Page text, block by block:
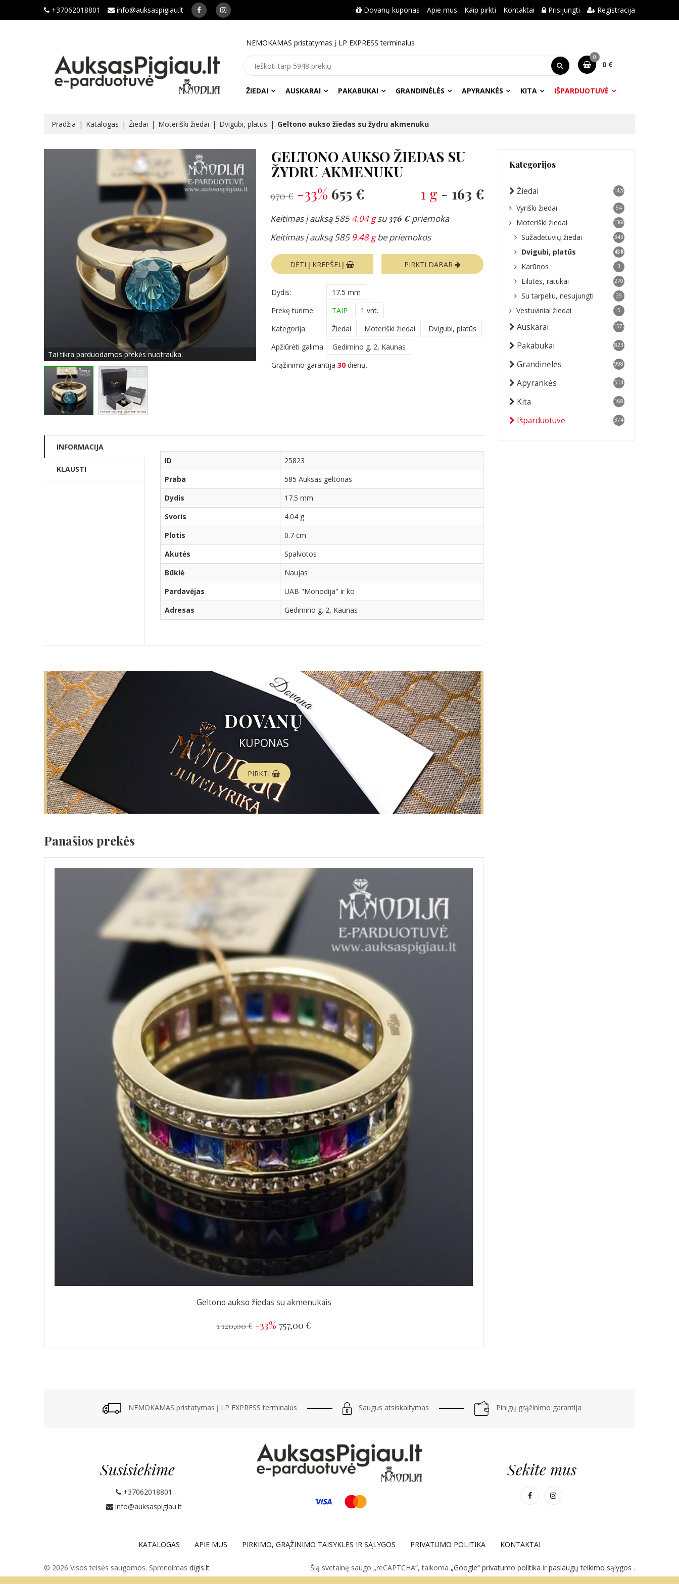
+37062018801 info@auksaspigiau.lt Dovanų kuponas Apie mus Kaip pirkti Kontaktai Prisijungti Registracija
NEMOKAMAS pristatymas į LP EXPRESS terminalus
0
0 €
ŽIEDAI AUSKARAI PAKABUKAI GRANDINĖLĖS APYRANKĖS KITA IŠPARDUOTUVĖ
Pradžia Katalogas Žiedai Moteriški žiedai Dvigubi, platūs Geltono aukso žiedas su žydru akmenuku
Tai tikra parduodamos prekės nuotrauka.
GELTONO AUKSO ŽIEDAS SU
ŽYDRU AKMENUKU
970 € -33% 655 € 1 g - 163 €
Keitimas į auksą 5854.04 gsu376 €priemoka
Keitimas į auksą 5859.48 gbe priemokos
DĖTI Į KREPŠELĮ PIRKTI DABAR
Dydis:
17.5 mm
Prekę turime:
TAIP
1 vnt.
Kategorija:
Žiedai Moteriški žiedai
Dvigubi, platūs
Apžiūrėti galima:
Gedimino g. 2, Kaunas
Grąžinimo garantija 30 dienų.
INFORMACIJA
KLAUSTI
ID
25823
Praba
585 Auksas geltonas
Dydis
17.5 mm
Svoris
4.04 g
Plotis
0.7 cm
Akutės
Spalvotos
Būklė
Naujas
Pardavėjas
UAB "Monodija" ir ko
Adresas
Gedimino g. 2, Kaunas
DOVANŲ
KUPONAS
PIRKTI
Panašios prekės
Geltono aukso žiedas su akmenukais
1 120,00 € -33% 757,00 €
Kategorijos
Žiedai 1428
Vyriški žiedai 54
Moteriški žiedai 1368
Sužadėtuvių žiedai 343
Dvigubi, platūs 438
Karūnos 3
Eilutės, ratukai 270
Su tarpeliu, nesujungti 39
Vestuviniai žiedai 5
Auskarai 1572
Pakabukai 823
Grandinėlės 998
Apyrankės 514
Kita 168
Išparduotuvė 374
NEMOKAMAS pristatymas į LP EXPRESS terminalus Saugus atsiskaitymas Pinigų grąžinimo garantija
Susisiekime
+37062018801
info@auksaspigiau.lt
Sekite mus
KATALOGAS APIE MUS PIRKIMO, GRĄŽINIMO TAISYKLĖS IR SĄLYGOS PRIVATUMO POLITIKA KONTAKTAI
© 2026 Visos teisės saugomos. Sprendimas digis.lt Šią svetainę saugo „reCAPTCHA“, taikoma „Google“ privatumo politika ir paslaugų teikimo sąlygos .